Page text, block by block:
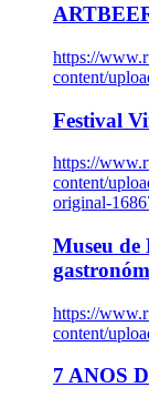
https://
content/
Festival
https://
content/
original-
Museu de
https://
content/
7 ANOS